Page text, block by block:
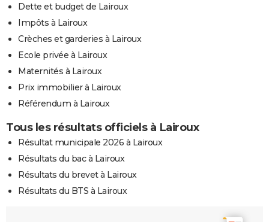
Dette et budget de Lairoux
Impôts à Lairoux
Crèches et garderies à Lairoux
Ecole privée à Lairoux
Maternités à Lairoux
Prix immobilier à Lairoux
Référendum à Lairoux
Tous les résultats officiels à Lairoux
Résultat municipale 2026 à Lairoux
Résultats du bac à Lairoux
Résultats du brevet à Lairoux
Résultats du BTS à Lairoux